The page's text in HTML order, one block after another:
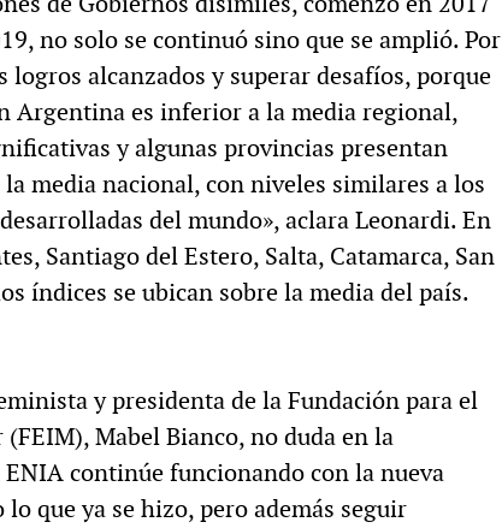
no solo se continuó sino que se amplió. Por
alcanzados y superar desafíos, porque
Argentina es inferior a la media regional,
y algunas provincias presentan
media nacional, con niveles similares a los
del mundo», aclara Leonardi. En
Santiago del Estero, Salta, Catamarca, San
índices se ubican sobre la media del país.
y presidenta de la Fundación para el
Mabel Bianco, no duda en la
continúe funcionando con la nueva
que ya se hizo, pero además seguir